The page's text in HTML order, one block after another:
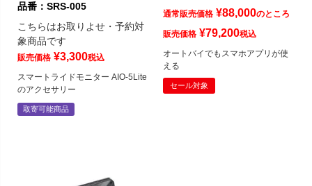
品番：SRS-005
こちらはお取りよせ・予約対
象商品です
販売価格 ¥3,300税込
スマートライドモニター AIO-5Lite
のアクセサリー
取寄可能商品
通常販売価格 ¥88,000のところ
販売価格 ¥79,200税込
オートバイでもスマホアプリが使
える
セール対象